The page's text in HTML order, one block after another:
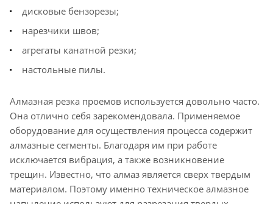
дисковые бензорезы;
нарезчики швов;
агрегаты канатной резки;
настольные пилы.
Алмазная резка проемов используется довольно часто.
Она отлично себя зарекомендовала. Применяемое
оборудование для осуществления процесса содержит
алмазные сегменты. Благодаря им при работе
исключается вибрация, а также возникновение
трещин. Известно, что алмаз является сверх твердым
материалом. Поэтому именно техническое алмазное